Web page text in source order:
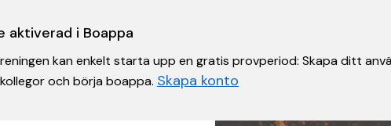
aktiverad i Boappa
kan enkelt starta upp en gratis provperiod: Skapa ditt
och börja boappa. Skapa konto